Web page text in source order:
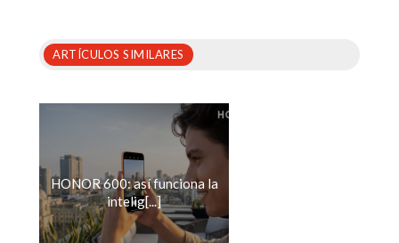
ARTÍCULOS SIMILARES
HONOR 600: así funciona la
intelig[...]